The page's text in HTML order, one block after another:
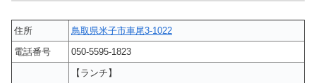
住所
鳥取県米子市車尾3-1022
電話番号
050-5595-1823
【ランチ】